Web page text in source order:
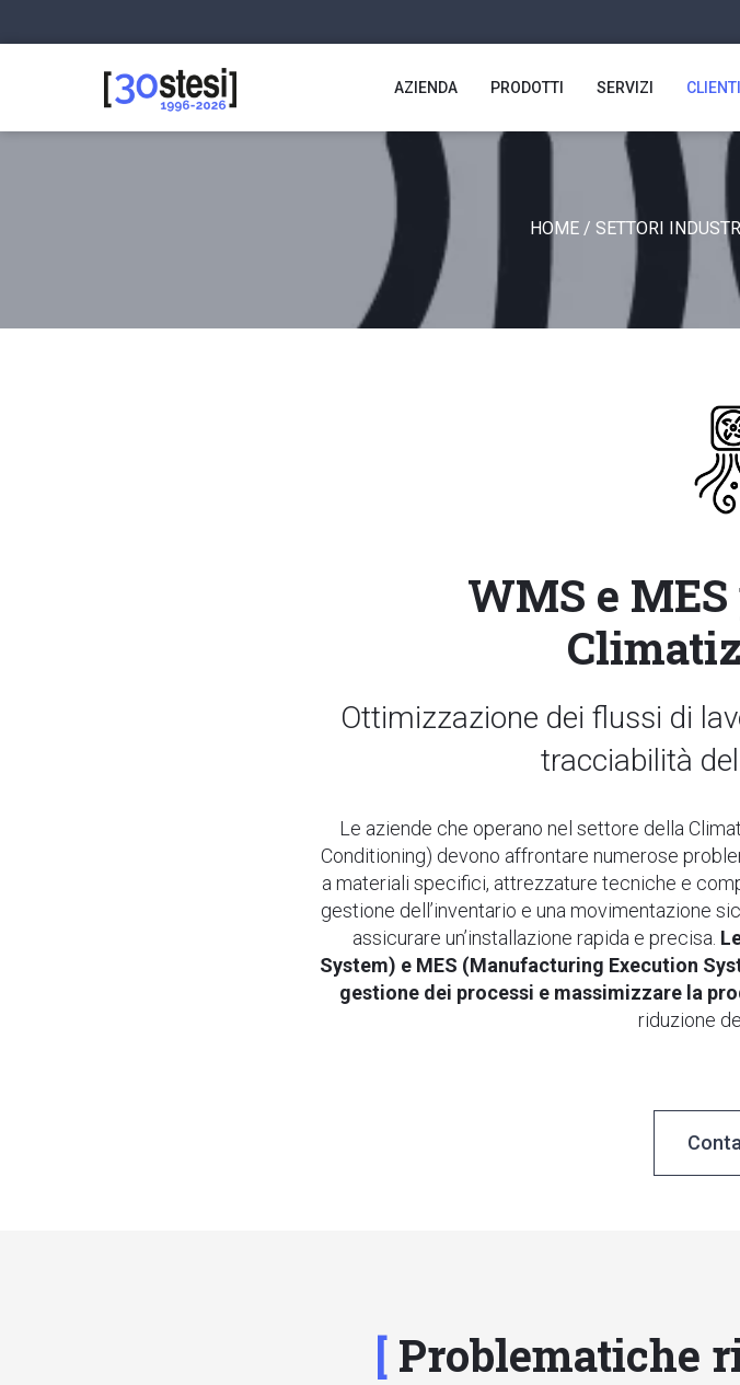
AZIENDA PRODOTTI SERVIZI CLIENTI
HOME / SETTORI
WMS e
Ottimizzazione dei flussi di
tracciabilità
Le aziende che operano nel settore della
Conditioning) devono affrontare numerose
a materiali specifici, attrezzature tecniche e
gestione dell’inventario e una movimentazione
assicurare un’installazione rapida e precisa.
System) e MES (Manufacturing Execution
gestione dei processi e massimizzare la
riduzione
Problematiche